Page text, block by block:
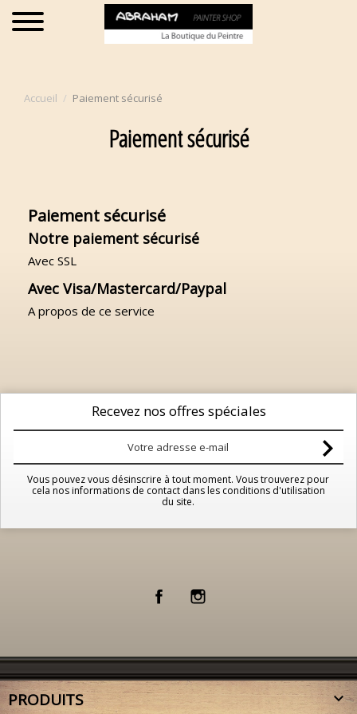
Accueil Paiement sécurisé
Paiement sécurisé
Paiement sécurisé
Notre paiement sécurisé
Avec SSL
Avec Visa/Mastercard/Paypal
A propos de ce service
Recevez nos offres spéciales
Vous pouvez vous désinscrire à tout moment. Vous trouverez pour
cela nos informations de contact dans les conditions d'utilisation
du site.
FacebookInstagram
PRODUITS 